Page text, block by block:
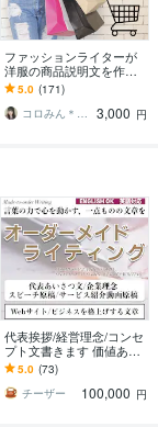
ファッションライターが
洋服の商品説明文を作成
します 大好評につき販売
実績170件突破！
5.0 (171)
コロみん＊ライター元プラチナ435件突破
3,000 円
代表挨拶/経営理念/コンセ
プト文書きます 価値ある
『一点ものの文章』オー
ダーメイド・ライティン
グ
5.0 (73)
チーザー
100,000 円